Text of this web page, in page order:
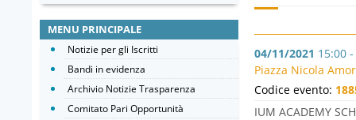
04/11/2021 15:00
Piazza Nicola
Codice evento:
IUM ACADEMY
MENU PRINCIPALE
Notizie per gli Iscritti
Bandi in evidenza
Archivio Notizie Trasparenza
Comitato Pari Opportunità